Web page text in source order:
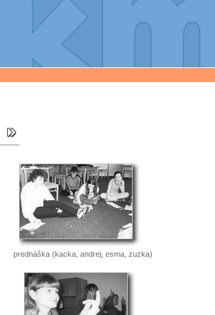
prednáška (kacka, andrej, esma, zuzka)